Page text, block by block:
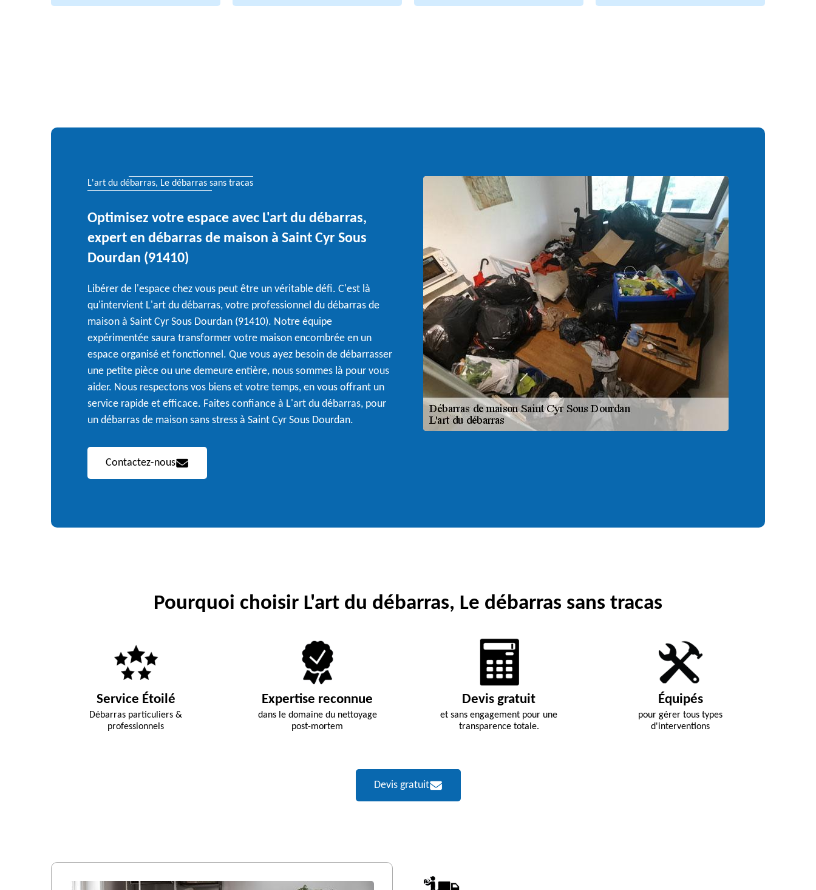
L'art du débarras, Le débarras sans tracas
Optimisez votre espace avec L'art du débarras,
expert en débarras de maison à Saint Cyr Sous
Dourdan (91410)
Libérer de l'espace chez vous peut être un véritable défi. C'est là
qu'intervient L'art du débarras, votre professionnel du débarras de
maison à Saint Cyr Sous Dourdan (91410). Notre équipe
expérimentée saura transformer votre maison encombrée en un
espace organisé et fonctionnel. Que vous ayez besoin de débarrasser
une petite pièce ou une demeure entière, nous sommes là pour vous
aider. Nous respectons vos biens et votre temps, en vous offrant un
service rapide et efficace. Faites confiance à L'art du débarras, pour
un débarras de maison sans stress à Saint Cyr Sous Dourdan.
Contactez-nous
Pourquoi choisir L'art du débarras, Le débarras sans tracas
Service Étoilé
Débarras particuliers &
professionnels
Expertise reconnue
dans le domaine du nettoyage
post-mortem
Devis gratuit
et sans engagement pour une
transparence totale.
Équipés
pour gérer tous types
d'interventions
Devis gratuit